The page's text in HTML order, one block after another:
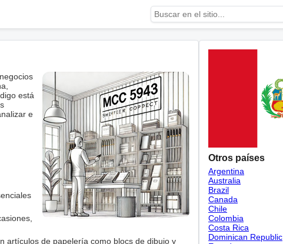
está
e
artículos de papelería como blocs de dibujo y
Otros países
Argentina
Australia
Brazil
Canada
Chile
Colombia
Costa Rica
Dominican Republic